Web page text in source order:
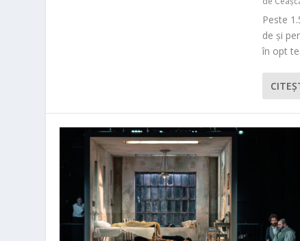
Peste
de și
în opt